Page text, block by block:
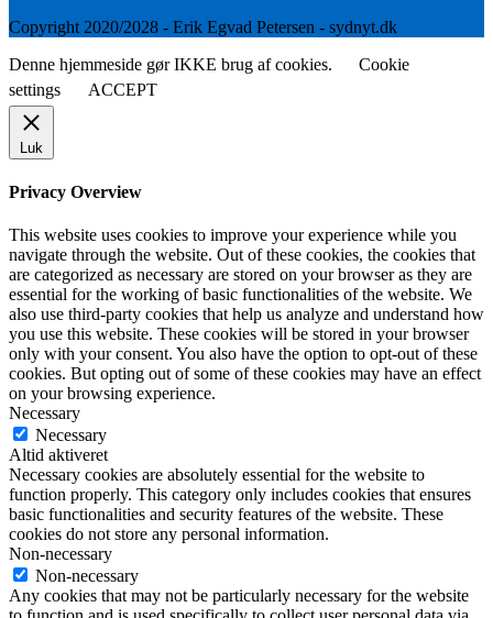
Copyright 2020/2028 - Erik Egvad Petersen - sydnyt.dk
Denne hjemmeside gør IKKE brug af cookies.
Cookie
settings
ACCEPT
Luk
Privacy Overview
This website uses cookies to improve your experience while you
navigate through the website. Out of these cookies, the cookies that
are categorized as necessary are stored on your browser as they are
essential for the working of basic functionalities of the website. We
also use third-party cookies that help us analyze and understand how
you use this website. These cookies will be stored in your browser
only with your consent. You also have the option to opt-out of these
cookies. But opting out of some of these cookies may have an effect
on your browsing experience.
Necessary
Necessary
Altid aktiveret
Necessary cookies are absolutely essential for the website to
function properly. This category only includes cookies that ensures
basic functionalities and security features of the website. These
cookies do not store any personal information.
Non-necessary
Non-necessary
Any cookies that may not be particularly necessary for the website